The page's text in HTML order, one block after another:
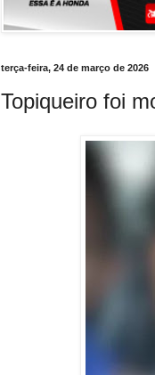
terça-feira, 24 de março de 2026
Topiqueiro foi